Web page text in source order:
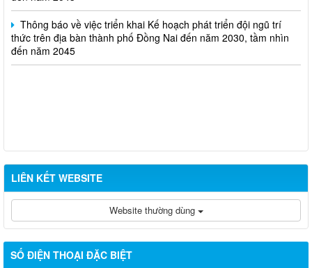
Thông báo về việc triển khai Kế hoạch phát triển đội ngũ trí
thức trên địa bàn thành phố Đồng Nai đến năm 2030, tầm nhìn
đến năm 2045
LIÊN KẾT WEBSITE
Website thường dùng
SỐ ĐIỆN THOẠI ĐẶC BIỆT